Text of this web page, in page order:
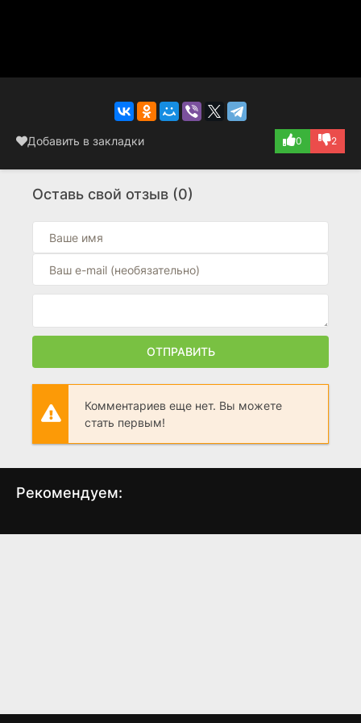
Добавить в закладки 0 2
Оставь свой отзыв (0)
ОТПРАВИТЬ
Комментариев еще нет. Вы можете
стать первым!
Рекомендуем:
Восставшие мертвецы Остров мертвецов